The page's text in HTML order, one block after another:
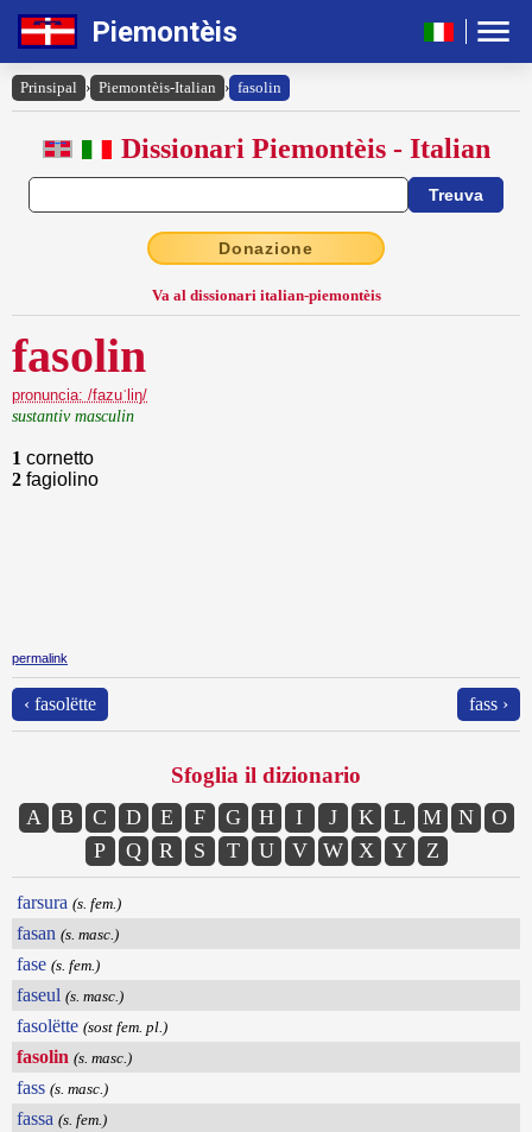
Piemontèis
Prinsipal › Piemontèis-Italian › fasolin
Dissionari Piemontèis - Italian
Donazione
Va al dissionari italian-piemontèis
fasolin
pronuncia: /fazuˈliŋ/
sustantiv masculin
1 cornetto
2 fagiolino
permalink
‹ fasolëtte fass ›
Sfoglia il dizionario
A B C D E F G H I J K L M N
O
P
Q R S T U V W X Y Z
farsura (s. fem.)
fasan (s. masc.)
fase (s. fem.)
faseul (s. masc.)
fasolëtte (sost fem. pl.)
fasolin (s. masc.)
fass (s. masc.)
fassa (s. fem.)